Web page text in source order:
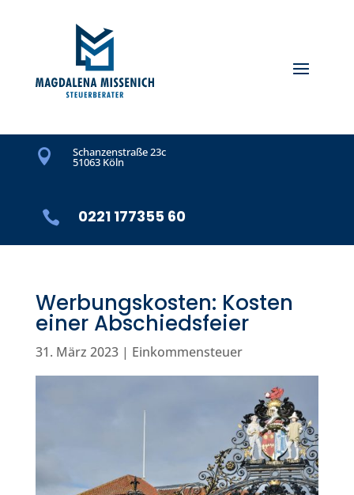
 Schanzenstraße 23c
51063 Köln
 0221 177355 60
Werbungskosten: Kosten
einer Abschiedsfeier
31. März 2023| Einkommensteuer